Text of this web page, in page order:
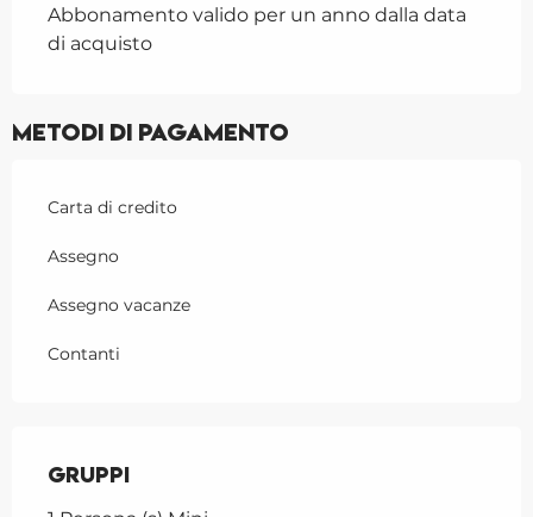
Abbonamento valido per un anno dalla data
di acquisto
Metodi di pagamento
Carta di credito
Assegno
Assegno vacanze
Contanti
Gruppi
Gruppi